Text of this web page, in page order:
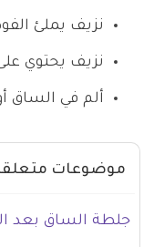
نزيف يملئ
نزيف يحتوي
ألم في الساق
موضوعات
جلطة الساق بعد